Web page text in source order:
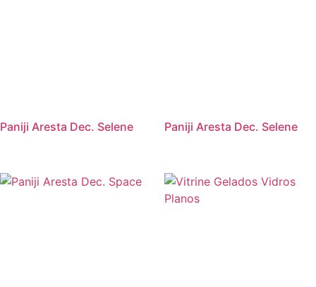
Paniji Aresta Dec. Selene Paniji Aresta Dec. Selene